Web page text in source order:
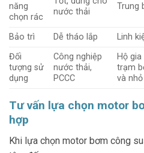
năng
chọn rác
nước thải
Trung
Bảo trì Dễ tháo lắp Linh
Đối
tượng sử
dụng
Công nghiệp
nước thải,
PCCC
Hộ gia
trạm
và nhỏ
Tư vấn lựa chọn motor
hợp
Khi lựa chọn motor bơm công